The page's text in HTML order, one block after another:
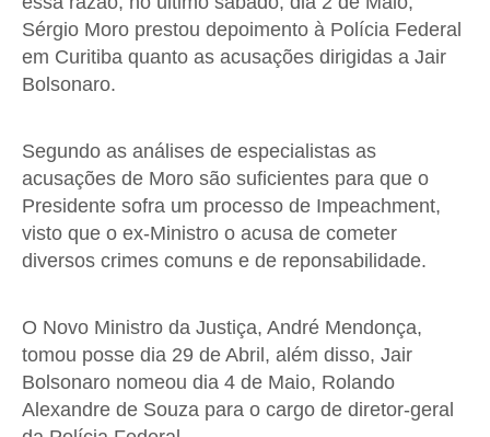
Sérgio Moro prestou depoimento à Polícia Federal
em Curitiba quanto as acusações dirigidas a Jair
Bolsonaro.
Segundo as análises de especialistas as
acusações de Moro são suficientes para que o
Presidente sofra um processo de Impeachment,
visto que o ex-Ministro o acusa de cometer
diversos crimes comuns e de reponsabilidade.
O Novo Ministro da Justiça, André Mendonça,
tomou posse dia 29 de Abril, além disso, Jair
Bolsonaro nomeou dia 4 de Maio, Rolando
Alexandre de Souza para o cargo de diretor-geral